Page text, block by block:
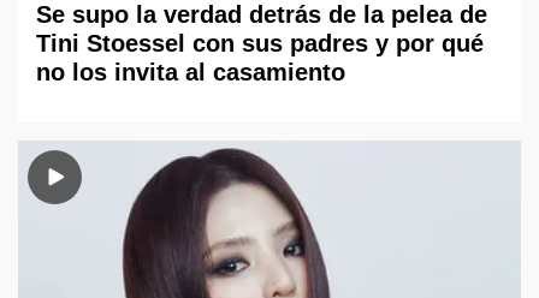
Se supo la verdad detrás de la pelea de
Tini Stoessel con sus padres y por qué
no los invita al casamiento